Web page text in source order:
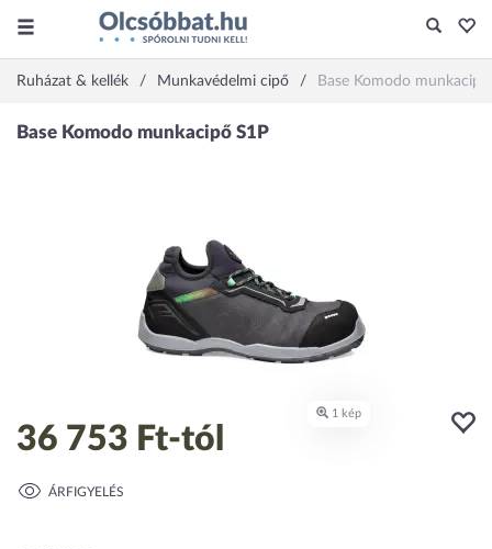
Ruházat & kellék Munkavédelmi cipő Base Komodo munkacipő
36 753 Ft-tól
ÁRFIGYELÉS